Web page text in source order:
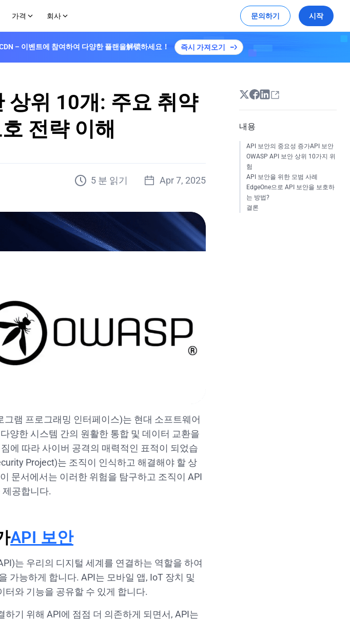
전반에 걸쳐 서버리스 코드를 전
포합니다
지를 생성합니다
VOD 데모 체험하기
모든 성공 사례
API
술 지원
Github
Discord
Telegram
서
의 기능을 빠르게 구현하기 위한 단계별 가이드입니다
가격
요금제 및 가격
회사
채널 파트너
X
문의하기 시작
– 이벤트에 참여하여 다양한 플랜을解锁하세요！ 즉시 가져오기
상위 10개: 주요 취약
전략 이해
5 분 읽기 Apr 7, 2025
램 프로그래밍 인터페이스)는 현대 소프트웨어
양한 시스템 간의 원활한 통합 및 데이터 교환을
에 따라 사이버 공격의 매력적인 표적이 되었습
Project)는 조직이 인식하고 해결해야 할 상
문서에서는 이러한 위험을 탐구하고 조직이 API
공합니다.
API 보안
는 우리의 디지털 세계를 연결하는 역할을 하여
가능하게 합니다. API는 모바일 앱, IoT 장치 및
와 기능을 공유할 수 있게 합니다.
기 위해 API에 점점 더 의존하게 되면서, API는
내용
API 보안의 중요성 증가API 보안
OWASP API 보안 상위 10가지 위
험
API 보안을 위한 모범 사례
EdgeOne으로 API 보안을 보호하
는 방법?
결론